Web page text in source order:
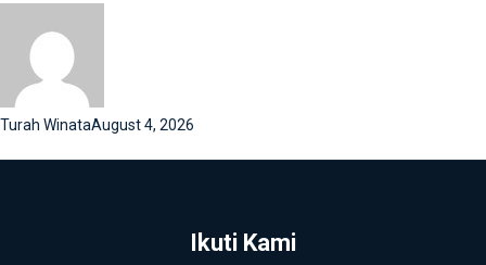
Turah WinataAugust 4, 2026
Ikuti Kami